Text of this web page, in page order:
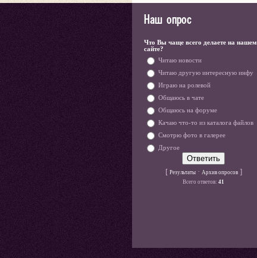
Наш опрос
Что Вы чаще всего делаете на нашем
сайте?
Читаю новости
Читаю другую интересную инфу
Играю на ролевой
Общаюсь в чате
Общаюсь на форуме
Качаю что-то из каталога файлов
Смотрю фото в галерее
Другое
[ Результаты· Архив опросов]
Всего ответов: 41